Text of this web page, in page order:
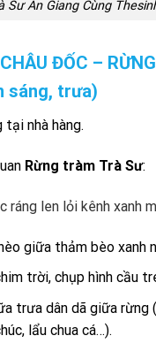
Sư An Giang Cùng
ĐỐC –
sáng, trưa)
tại nhà hàng.
Rừng tràm Trà Sư:
ráng len lỏi kênh xanh
giữa thảm bèo xanh
trời, chụp hình cầu
trưa dân dã giữa rừng
lẩu chua cá…).